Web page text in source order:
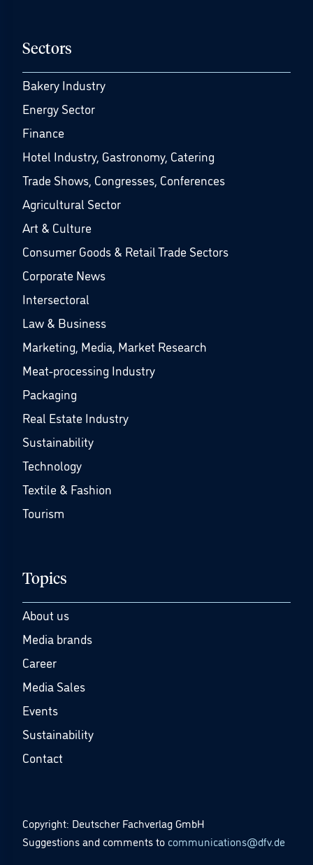
Sectors
Bakery Industry
Energy Sector
Finance
Hotel Industry, Gastronomy, Catering
Trade Shows, Congresses, Conferences
Agricultural Sector
Art & Culture
Consumer Goods & Retail Trade Sectors
Corporate News
Intersectoral
Law & Business
Marketing, Media, Market Research
Meat-processing Industry
Packaging
Real Estate Industry
Sustainability
Technology
Textile & Fashion
Tourism
Topics
About us
Media brands
Career
Media Sales
Events
Sustainability
Contact
Copyright: Deutscher Fachverlag GmbH
Suggestions and comments to communications@dfv.de